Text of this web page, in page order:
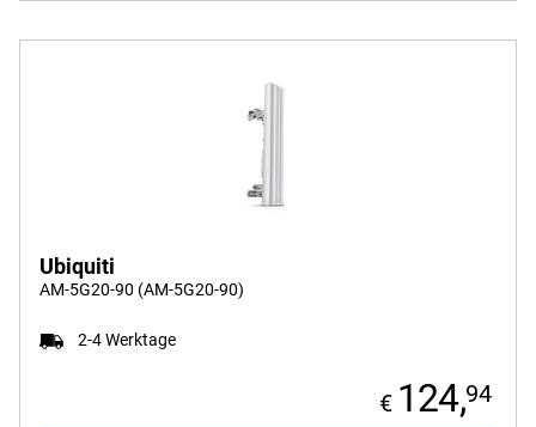
AM-5G20-90 (AM-5G20-90)
2-4 Werktage
124,94
Ubiquiti